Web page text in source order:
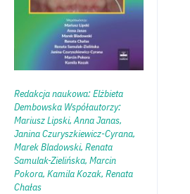
Redakcja naukowa: Elżbieta
Dembowska Współautorzy:
Mariusz Lipski, Anna Janas,
Janina Czuryszkiewicz-Cyrana,
Marek Bladowski, Renata
Samulak-Zielińska, Marcin
Pokora, Kamila Kozak, Renata
Chałas